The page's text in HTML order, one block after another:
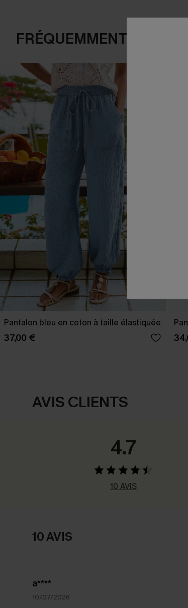
FRÉQUEMMENT
Pantalon bleu en coton à taille élastiquée
37,00 €
AVIS CLIENTS
4.7
10 AVIS
10 AVIS
a****
10/07/2026